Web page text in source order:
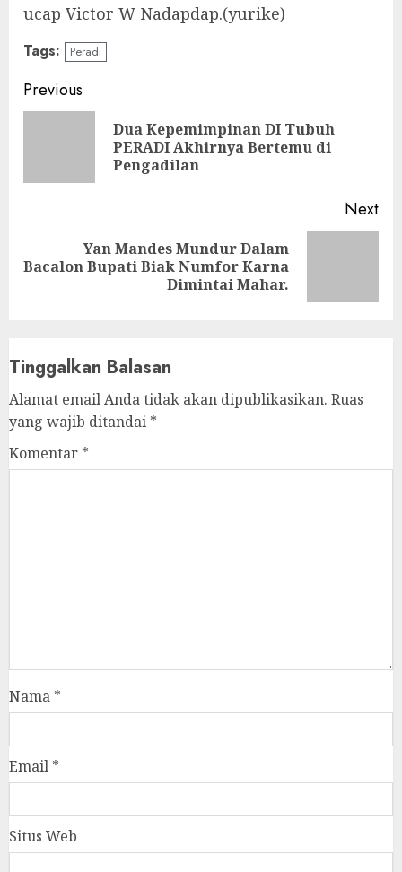
ucap Victor W Nadapdap.(yurike)
Tags: Peradi
Continue
Reading
Previous
Dua Kepemimpinan DI Tubuh
PERADI Akhirnya Bertemu di
Pengadilan
Next
Next
Yan Mandes Mundur Dalam
Bacalon Bupati Biak Numfor Karna
Dimintai Mahar.
Tinggalkan Balasan
Alamat email Anda tidak akan dipublikasikan. Ruas
yang wajib ditandai *
Komentar *
Nama *
Email *
Situs Web